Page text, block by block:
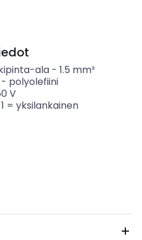
ala- 1.5 mm²
polyolefiini
V
= yksilankainen